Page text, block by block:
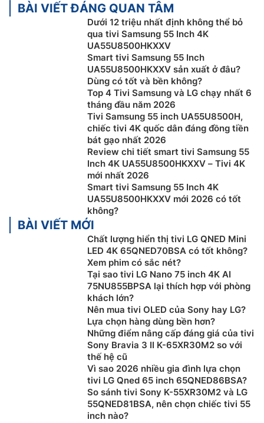
Bảo mật Samsung Knox
Bảo mật Samsung Knox giúp bảo vệ tivi Samsung 4K
UA55U8500HKXXV của bạn mọi lúc. Dữ liệu nhạy cảm
như mật khẩu được bảo mật tuyệt đối, các thiết bị IoT
kết nối được giám sát liên tục và các ứng dụng hoặc
trang web độc hại sẽ bị chặn tự động. Với các bản cập
nhật bảo mật liên tục, TV của bạn luôn an toàn và sẵn
sàng cho trải nghiệm xem an toàn.
Công nghệ hình ảnh trên tivi Samsung 55
inch UA55U8500HKXXV
Bộ xử lý hình ảnh Crystal 4K:
BÀI VIẾT ĐÁNG QUAN TÂM
Dưới 12 triệu nhất định không thể bỏ
qua tivi Samsung 55 Inch 4K
UA55U8500HKXXV
Smart tivi Samsung 55 Inch
UA55U8500HKXXV sản xuất ở đâu?
Dùng có tốt và bền không?
Top 4 Tivi Samsung và LG chạy nhất 6
tháng đầu năm 2026
Tivi Samsung 55 inch UA55U8500H,
chiếc tivi 4K quốc dân đáng đồng tiền
bát gạo nhất 2026
Review chi tiết smart tivi Samsung 55
Inch 4K UA55U8500HKXXV – Tivi 4K
mới nhất 2026
Smart tivi Samsung 55 Inch 4K
UA55U8500HKXXV mới 2026 có tốt
không?
BÀI VIẾT MỚI
Chất lượng hiển thị tivi LG QNED Mini
LED 4K 65QNED70BSA có tốt không?
Xem phim có sắc nét?
Tại sao tivi LG Nano 75 inch 4K AI
75NU855BPSA lại thích hợp với phòng
khách lớn?
Nên mua tivi OLED của Sony hay LG?
Lựa chọn hàng dùng bền hơn?
Những điểm nâng cấp đáng giá của tivi
Sony Bravia 3 II K-65XR30M2 so với
thế hệ cũ
Vì sao 2026 nhiều gia đình lựa chọn
tivi LG Qned 65 inch 65QNED86BSA?
So sánh tivi Sony K-55XR30M2 và LG
55QNED81BSA, nên chọn chiếc tivi 55
inch nào?